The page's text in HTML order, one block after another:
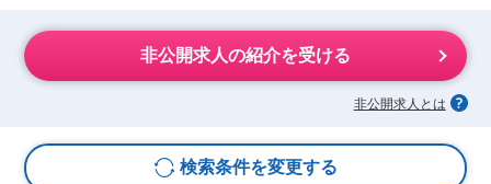
非公開求人の紹介を受ける
非公開求人とは
検索条件を変更する